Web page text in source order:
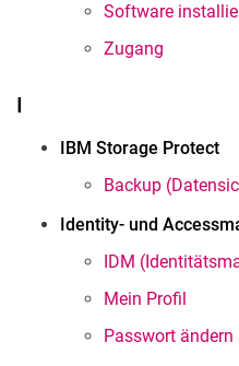
Software
Zugang
I
IBM Storage Protect
Backup
Identity- und
IDM
Mein Profil
Passwort ändern